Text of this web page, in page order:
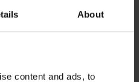
About
content and ads, to